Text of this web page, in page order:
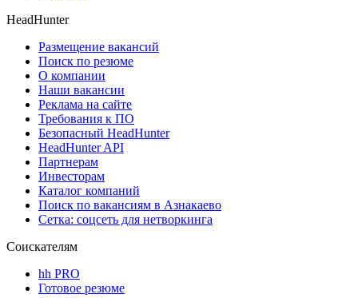
HeadHunter
Размещение вакансий
Поиск по резюме
О компании
Наши вакансии
Реклама на сайте
Требования к ПО
Безопасный HeadHunter
HeadHunter API
Партнерам
Инвесторам
Каталог компаний
Поиск по вакансиям в Азнакаево
Сетка: соцсеть для нетворкинга
Соискателям
hh PRO
Готовое резюме